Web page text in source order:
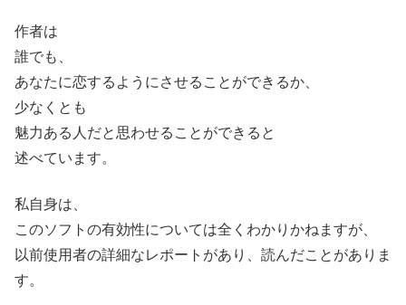
作者は
誰でも、
あなたに恋するようにさせることができるか、
少なくとも
魅力ある人だと思わせることができると
述べています。
私自身は、
このソフトの有効性については全くわかりかねますが、
以前使用者の詳細なレポートがあり、読んだことがありま
す。